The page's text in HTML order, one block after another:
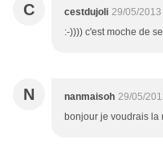
C cestdujoli 29/05/2013
:-)))) c'est moche de
N nanmaisoh 29/05/
bonjour je voudrais la